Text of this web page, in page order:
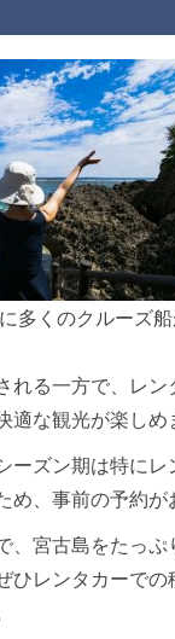
多くのクルーズ
れる一方で、レン
な観光が楽しめ
ーズン期は特に
、事前の予約が
、宮古島をたっぷ
ひレンタカーで